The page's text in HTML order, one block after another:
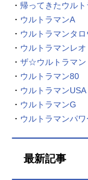
・ 帰ってきたウルト
・ ウルトラマンA
・ ウルトラマンタロ
・ ウルトラマンレオ
・ ザ☆ウルトラマン
・ ウルトラマン80
・ ウルトラマンUSA
・ ウルトラマンG
・ ウルトラマンパワ
最新記事